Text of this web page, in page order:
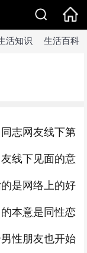
活知识 生活百科
志网友线下第
线下见面的意
是网络上的好
本意是同性恋
性朋友也开始